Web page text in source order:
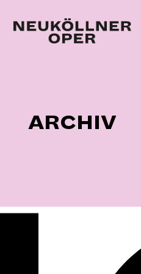
ARCHIV